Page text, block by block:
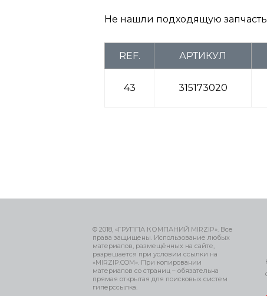
Не нашли подходящую
REF. АРТИКУЛ
43 315173020
© 2018, «ГРУППА КОМПАНИЙ MIRZIP». Все
права защищены. Использование любых
материалов, размещённых на сайте,
разрешается при условии ссылки на
«MIRZIP.COM». При копировании
материалов со страниц – обязательна
прямая открытая для поисковых систем
гиперссылка.